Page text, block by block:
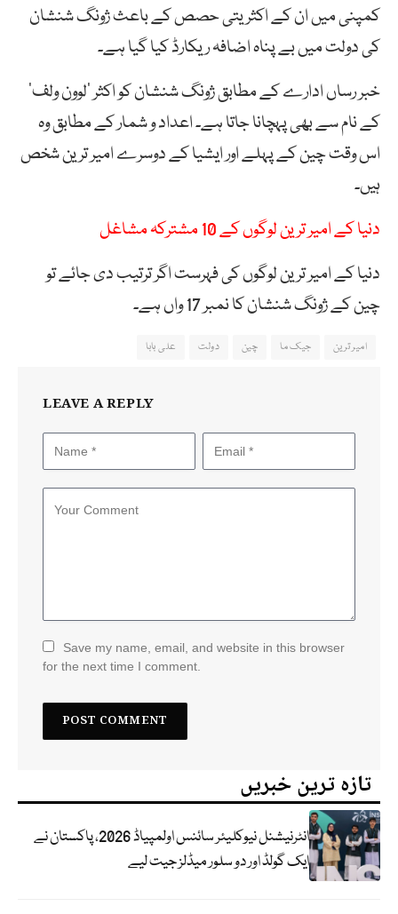
کمپنی میں ان کے اکثریتی حصص کے باعث ژونگ شنشان
کی دولت میں بے پناہ اضافہ ریکارڈ کیا گیا ہے۔
خبر رساں ادارے کے مطابق ژونگ شنشان کو اکثر ‘لوون ولف’
کے نام سے بھی پہچانا جاتا ہے۔ اعداد و شمار کے مطابق وہ
اس وقت چین کے پہلے اور ایشیا کے دوسرے امیر ترین شخص
ہیں۔
دنیا کے امیر ترین لوگوں کے 10 مشترکہ مشاغل
دنیا کے امیر ترین لوگوں کی فہرست اگر ترتیب دی جائے تو
چین کے ژونگ شنشان کا نمبر 17 واں ہے۔
امیر ترین جیک ما چین دولت علی بابا
LEAVE A REPLY
Save my name, email, and website in this browser
for the next time I comment.
تازہ ترین خبریں
انٹرنیشنل نیوکلیئر سائنس اولمپیاڈ 2026، پاکستان نے
ایک گولڈ اور دو سلور میڈلز جیت لیے